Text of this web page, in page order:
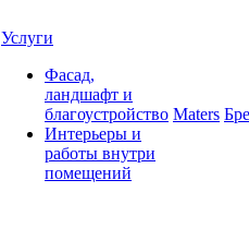
Услуги
Фасад,
ландшафт и
благоустройство
Интерьеры и
работы внутри
помещений
Maters